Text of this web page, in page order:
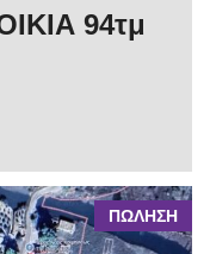
94τμ
ΠΩΛΗΣΗ